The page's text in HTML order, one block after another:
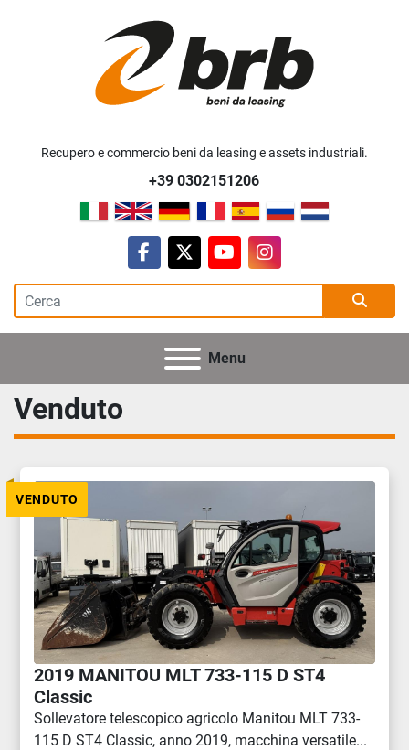
Recupero e commercio beni da leasing e assets industriali.
+39 0302151206
facebook
twitteryoutubeinstagram
Menu
Venduto
VENDUTO
2019 MANITOU MLT 733-115 D ST4
Classic
Sollevatore telescopico agricolo Manitou MLT 733-
115 D ST4 Classic, anno 2019, macchina versatile...